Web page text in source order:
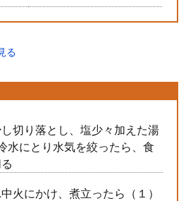
る
切り落とし、塩少々加えた湯
水にとり水気を絞ったら、食
火にかけ、煮立ったら（１）